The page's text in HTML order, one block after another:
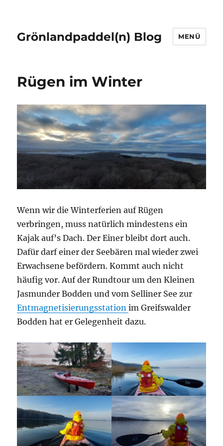
Grönlandpaddel(n) Blog MENÜ
Rügen im Winter
Wenn wir die Winterferien auf Rügen
verbringen, muss natürlich mindestens ein
Kajak auf’s Dach. Der Einer bleibt dort auch.
Dafür darf einer der Seebären mal wieder zwei
Erwachsene befördern. Kommt auch nicht
häufig vor. Auf der Rundtour um den Kleinen
Jasmunder Bodden und vom Selliner See zur
Entmagnetisierungsstationim Greifswalder
Bodden hat er Gelegenheit dazu.